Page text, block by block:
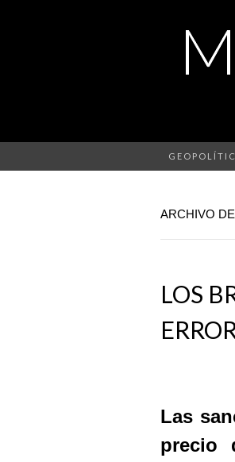
ARCHIVO
LOS
Las
precio